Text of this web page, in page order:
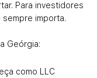
Para investidores
importa.
Geórgia:
como LLC